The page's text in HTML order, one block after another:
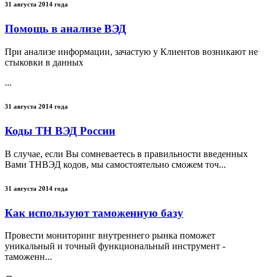
31 августа 2014 года
Помощь в анализе ВЭД
При анализе информации, зачастую у Клиентов возникают не
стыковки в данных
...
31 августа 2014 года
Коды ТН ВЭД России
В случае, если Вы сомневаетесь в правильности введенных
Вами ТНВЭД кодов, мы самостоятельно сможем точ...
31 августа 2014 года
Как используют таможенную базу
Провести мониторинг внутреннего рынка поможет
уникальный и точный функциональный инструмент -
таможенн...